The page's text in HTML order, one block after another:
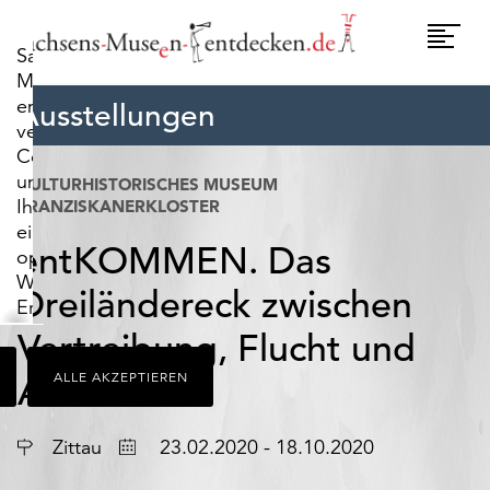
Sachsens-
Museen-
entdecken.de
verwendet
Cookies,
um
Ihnen
ein
optimales
Webseiten-
Erlebnis
zu
bieten.
Dazu
zählen
Cookies,
die
ALLE AKZEPTIEREN
Ausstellungen
KULTURHISTORISCHES MUSEUM
FRANZISKANERKLOSTER
entKOMMEN. Das
Dreiländereck zwischen
Vertreibung, Flucht und
Ankunft
Ort Zittau Datum23.02.2020 - 18.10.2020